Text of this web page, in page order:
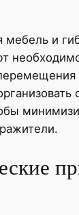
мебель и